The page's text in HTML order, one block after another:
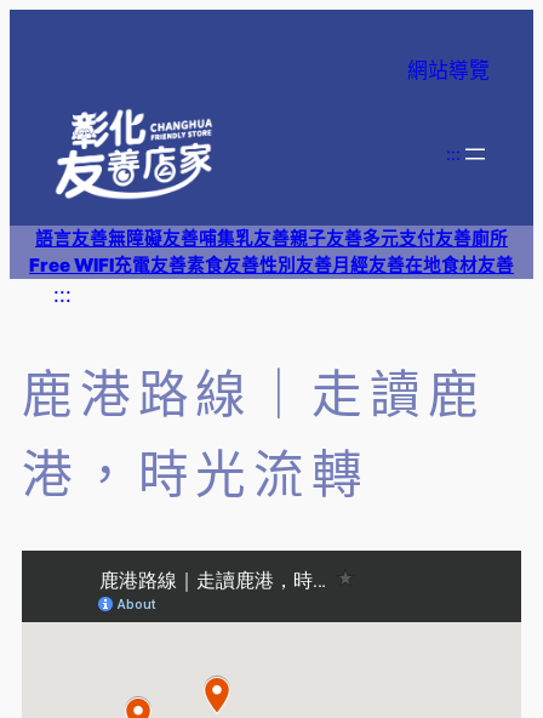
網站導覽
:::
語言友善無障礙友善哺集乳友善親子友善多元支付友善廁所
Free WIFI充電友善素食友善性別友善月經友善在地食材友善
:::
鹿港路線｜走讀鹿
港，時光流轉